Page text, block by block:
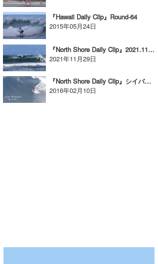
『Hawaii Daily Clip』Round-64
2015年05月24日
『North Shore Daily Clip』2021.11.25 @ Haleiwa / vol.2
2021年11月29日
『North Shore Daily Clip』シイバジュン＠オフザの映像
2016年02月10日
wanda
予報士 hiro.
banpaku
Mr.K
chappy